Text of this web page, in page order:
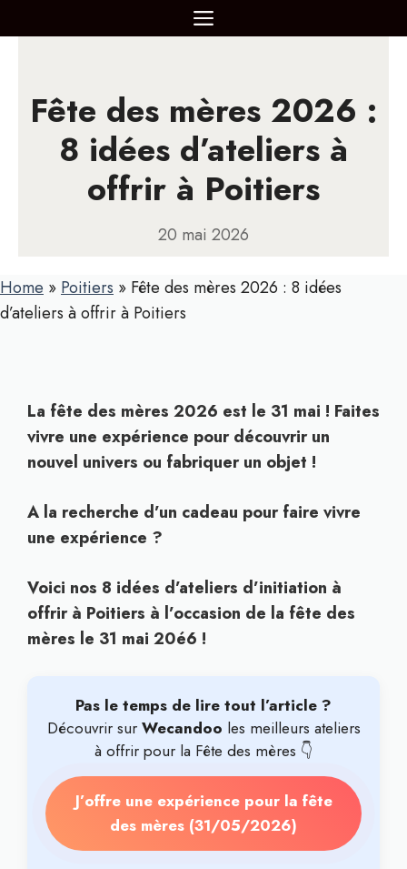
au
MENU
Fête des mères 2026 :
8 idées d’ateliers à
offrir à Poitiers
20 mai 2026
Home » Poitiers » Fête des mères 2026 : 8 idées
d’ateliers à offrir à Poitiers
La fête des mères 2026 est le 31 mai ! Faites
vivre une expérience pour découvrir un
nouvel univers ou fabriquer un objet !
A la recherche d’un cadeau pour faire vivre
une expérience ?
Voici nos 8 idées d’ateliers d’initiation à
offrir à Poitiers à l’occasion de la fête des
mères le 31 mai 20é6 !
Pas le temps de lire tout l’article ?
Découvrir sur Wecandoo les meilleurs ateliers
à offrir pour la Fête des mères 👇
J’offre une expérience pour la fête
des mères (31/05/2026)